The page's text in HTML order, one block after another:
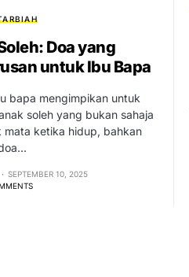
Doa yang
untuk Ibu Bapa
bapa mengimpikan untuk
soleh yang bukan sahaja
mata ketika hidup, bahkan
SEPTEMBER 10, 2025